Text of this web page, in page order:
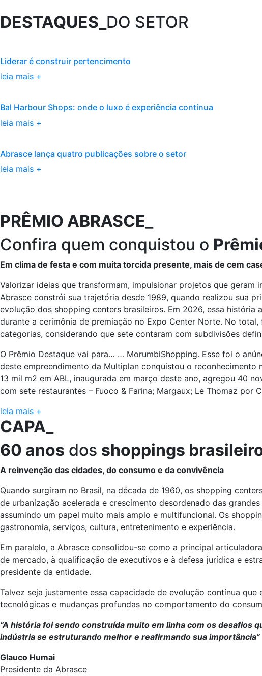
DESTAQUES_ DO SETOR
Liderar é construir pertencimento
leia mais +
Bal Harbour Shops: onde o luxo é experiência contínua
leia mais +
Abrasce lança quatro publicações sobre o setor
leia mais +
PRÊMIO ABRASCE_
Confira quem conquistou o
Em clima de festa e com muita torcida presente, mais de cem
Valorizar ideias que transformam, impulsionar projetos que
Abrasce constrói sua trajetória desde 1989, quando realizou sua
evolução dos shopping centers brasileiros. Em 2026, essa
durante a cerimônia de premiação no Expo Center Norte. No
categorias, considerando que sete contaram com subdivisões
O Prêmio Destaque vai para… … MorumbiShopping. Esse foi o
deste empreendimento da Multiplan conquistou o
13 mil m2 em ABL, inaugurada em março deste ano, agregou 40
com sete restaurantes – Fuoco & Farina; Margaux; Le Thomaz por
leia mais +
CAPA_
60 anos dos shoppings
A reinvenção das cidades, do consumo e da convivência
Quando surgiram no Brasil, na década de 1960, os shopping
de urbanização acelerada e crescimento desordenado das
assumindo um papel muito mais amplo e multifuncional. Os
gastronomia, serviços, cultura, entretenimento e experiência.
Em paralelo, a Abrasce consolidou-se como a principal
de mercado, à qualificação de executivos e à defesa jurídica e
presidente da entidade.
Talvez seja justamente essa capacidade de evolução contínua
tecnológicas e mudanças profundas no comportamento do
“A história foi sendo construída muito em linha com os desafios
indústria se estruturando melhor e reafirmando sua importância”
Glauco Humai
Presidente da Abrasce